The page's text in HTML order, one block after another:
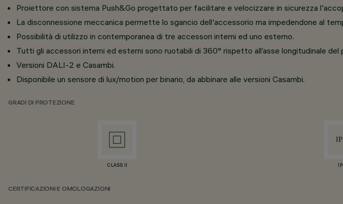
Proiettore con sistema Push&Go progettato per facilitare e velocizzare in sicurezza
La disconnessione meccanica permette lo sgancio dell'accessorio ma impedendone al
Possibilità di utilizzo in contemporanea di tre accessori interni ed uno esterno.
Tutti gli accessori interni ed esterni sono ruotabili di 360° rispetto all’asse longitudinale del
Versioni DALI-2 e Casambi.
Disponibile un sensore di lux/motion per binario, da abbinare alle versioni Casambi.
GRADI DI PROTEZIONE
CLASS II
CERTIFICAZIONI E OMOLOGAZIONI